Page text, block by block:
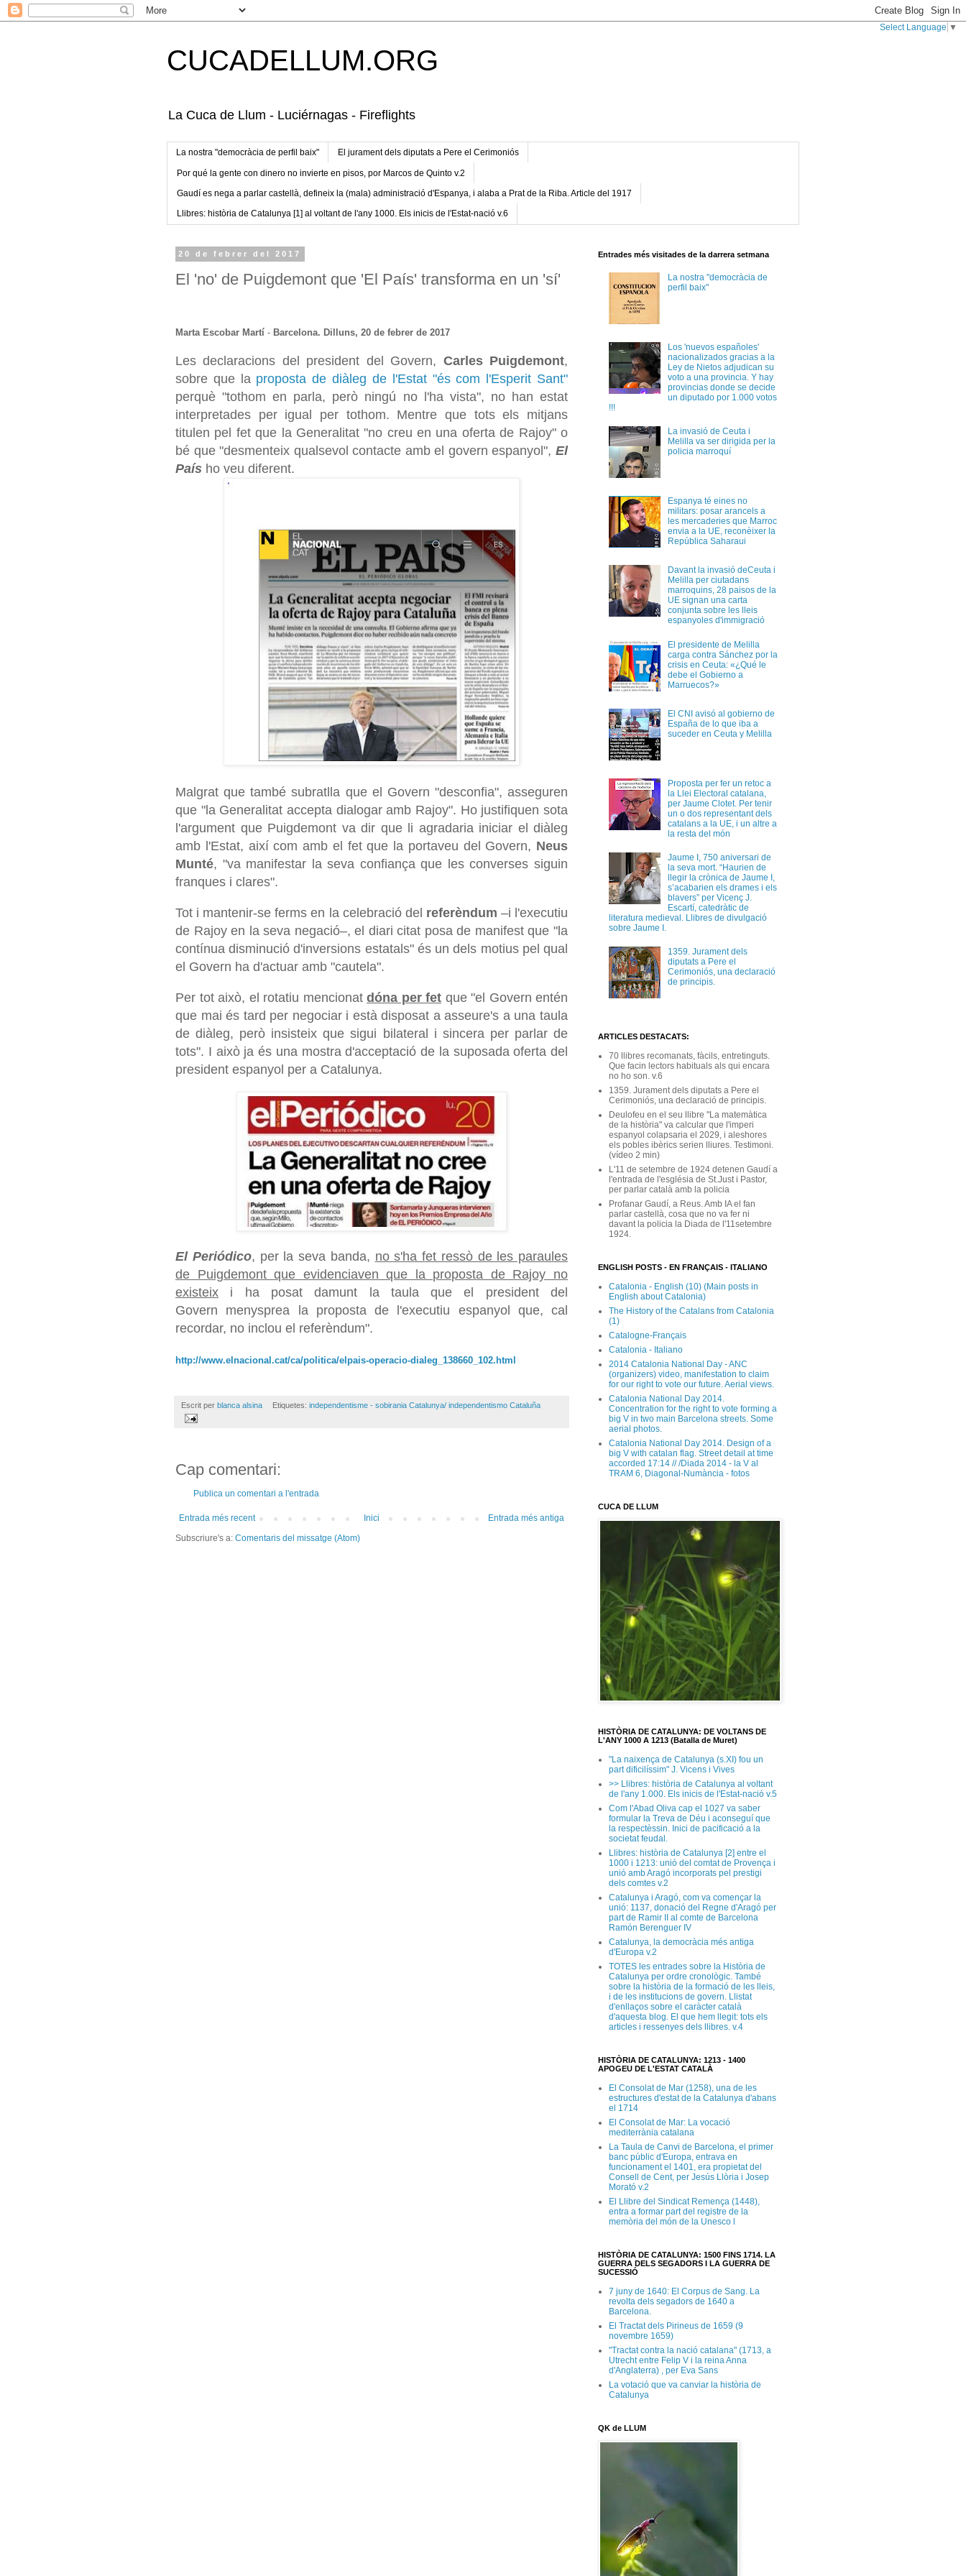
Select Language ▼
CUCADELLUM.ORG
La Cuca de Llum - Luciérnagas - Fireflights
La nostra "democràcia de perfil baix" El jurament dels diputats a Pere el Cerimoniós
Por qué la gente con dinero no invierte en pisos, por Marcos de Quinto v.2
Gaudí es nega a parlar castellà, defineix la (mala) administració d'Espanya, i alaba a Prat de la Riba. Article del 1917
Llibres: història de Catalunya [1] al voltant de l'any 1000. Els inicis de l'Estat-nació v.6
20 de febrer del 2017
El 'no' de Puigdemont que 'El País' transforma en un 'sí'
Marta Escobar Martí - Barcelona. Dilluns, 20 de febrer de 2017
Les declaracions del president del Govern, Carles Puigdemont,
sobre que la proposta de diàleg de l'Estat "és com l'Esperit Sant"
perquè "tothom en parla, però ningú no l'ha vista", no han estat
interpretades per igual per tothom. Mentre que tots els mitjans
titulen pel fet que la Generalitat "no creu en una oferta de Rajoy" o
bé que "desmenteix qualsevol contacte amb el govern espanyol", El
País ho veu diferent.
Malgrat que també subratlla que el Govern "desconfia", asseguren
que "la Generalitat accepta dialogar amb Rajoy". Ho justifiquen sota
l'argument que Puigdemont va dir que li agradaria iniciar el diàleg
amb l'Estat, així com amb el fet que la portaveu del Govern, Neus
Munté, "va manifestar la seva confiança que les converses siguin
franques i clares".
Tot i mantenir-se ferms en la celebració del referèndum –i l'executiu
de Rajoyen la seva negació–, el diari citat posa de manifest que "la
contínua disminució d'inversions estatals" és un dels motius pel qual
el Govern ha d'actuar amb "cautela".
Per tot això, el rotatiu mencionat dóna per fet que "el Govern entén
que mai és tard per negociar i està disposat a asseure's a una taula
de diàleg, però insisteix que sigui bilateral i sincera per parlar de
tots". I això ja és una mostra d'acceptació de la suposada oferta del
president espanyol per a Catalunya.
El Periódico, per la seva banda, no s'ha fet ressò de les paraules
de Puigdemont que evidenciaven que la proposta de Rajoy no
existeix i ha posat damunt la taula que el president del
Govern menysprea la proposta de l'executiu espanyol que, cal
recordar, no inclou el referèndum".
http://www.elnacional.cat/ca/politica/elpais-operacio-dialeg_138660_102.html
Escrit per blanca alsina Etiquetes: independentisme - sobirania Catalunya/ independentismo Cataluña
Cap comentari:
Publica un comentari a l'entrada
Entrada més recent Entrada més antiga
Inici
Subscriure's a: Comentaris del missatge (Atom)
Entrades més visitades de la darrera setmana
La nostra "democràcia de
perfil baix"
Los 'nuevos españoles'
nacionalizados gracias a la
Ley de Nietos adjudican su
voto a una provincia. Y hay
provincias donde se decide
un diputado por 1.000 votos
!!!
La invasió de Ceuta i
Melilla va ser dirigida per la
policia marroquí
Espanya té eines no
militars: posar arancels a
les mercaderies que Marroc
envia a la UE, reconèixer la
República Saharaui
Davant la invasió deCeuta i
Melilla per ciutadans
marroquins, 28 paisos de la
UE signan una carta
conjunta sobre les lleis
espanyoles d'immigració
El presidente de Melilla
carga contra Sánchez por la
crisis en Ceuta: «¿Qué le
debe el Gobierno a
Marruecos?»
El CNI avisó al gobierno de
España de lo que iba a
suceder en Ceuta y Melilla
Proposta per fer un retoc a
la Llei Electoral catalana,
per Jaume Clotet. Per tenir
un o dos representant dels
catalans a la UE, i un altre a
la resta del món
Jaume I, 750 aniversari de
la seva mort. “Haurien de
llegir la crònica de Jaume I,
s’acabarien els drames i els
blavers” per Vicenç J.
Escartí, catedràtic de
literatura medieval. Llibres de divulgació
sobre Jaume I.
1359. Jurament dels
diputats a Pere el
Cerimoniós, una declaració
de principis.
ARTICLES DESTACATS:
70 llibres recomanats, fàcils, entretinguts.
Que facin lectors habituals als qui encara
no ho son. v.6
1359. Jurament dels diputats a Pere el
Cerimoniós, una declaració de principis.
Deulofeu en el seu llibre "La matemàtica
de la història" va calcular que l'imperi
espanyol colapsaria el 2029, i aleshores
els pobles ibèrics serien lliures. Testimoni.
(vídeo 2 min)
L'11 de setembre de 1924 detenen Gaudí a
l'entrada de l'església de St.Just i Pastor,
per parlar català amb la policia
Profanar Gaudí, a Reus. Amb IA el fan
parlar castellà, cosa que no va fer ni
davant la policia la Diada de l'11setembre
1924.
ENGLISH POSTS - EN FRANÇAIS - ITALIANO
Catalonia - English (10) (Main posts in
English about Catalonia)
The History of the Catalans from Catalonia
(1)
Catalogne-Français
Catalonia - Italiano
2014 Catalonia National Day - ANC
(organizers) video, manifestation to claim
for our right to vote our future. Aerial views.
Catalonia National Day 2014.
Concentration for the right to vote forming a
big V in two main Barcelona streets. Some
aerial photos.
Catalonia National Day 2014. Design of a
big V with catalan flag. Street detail at time
accorded 17:14 // /Diada 2014 - la V al
TRAM 6, Diagonal-Numància - fotos
CUCA DE LLUM
HISTÒRIA DE CATALUNYA: DE VOLTANS DE
L'ANY 1000 A 1213 (Batalla de Muret)
"La naixença de Catalunya (s.XI) fou un
part dificilíssim" J. Vicens i Vives
>> Llibres: història de Catalunya al voltant
de l'any 1.000. Els inicis de l'Estat-nació v.5
Com l'Abad Oliva cap el 1027 va saber
formular la Treva de Déu i aconseguí que
la respectèssin. Inici de pacificació a la
societat feudal.
Llibres: història de Catalunya [2] entre el
1000 i 1213: unió del comtat de Provença i
unió amb Aragó incorporats pel prestigi
dels comtes v.2
Catalunya i Aragó, com va començar la
unió: 1137, donació del Regne d'Aragó per
part de Ramir II al comte de Barcelona
Ramón Berenguer IV
Catalunya, la democràcia més antiga
d'Europa v.2
TOTES les entrades sobre la Història de
Catalunya per ordre cronològic. També
sobre la història de la formació de les lleis,
i de les institucions de govern. Llistat
d'enllaços sobre el caràcter català
d'aquesta blog. El que hem llegit: tots els
articles i ressenyes dels llibres. v.4
HISTÒRIA DE CATALUNYA: 1213 - 1400
APOGEU DE L'ESTAT CATALÀ
El Consolat de Mar (1258), una de les
estructures d'estat de la Catalunya d'abans
el 1714
El Consolat de Mar: La vocació
mediterrània catalana
La Taula de Canvi de Barcelona, el primer
banc públic d'Europa, entrava en
funcionament el 1401, era propietat del
Consell de Cent, per Jesús Llòria i Josep
Morató v.2
El Llibre del Sindicat Remença (1448),
entra a formar part del registre de la
memòria del món de la Unesco l
HISTÒRIA DE CATALUNYA: 1500 FINS 1714. LA
GUERRA DELS SEGADORS I LA GUERRA DE
SUCESSIÓ
7 juny de 1640: El Corpus de Sang. La
revolta dels segadors de 1640 a
Barcelona.
El Tractat dels Pirineus de 1659 (9
novembre 1659)
"Tractat contra la nació catalana" (1713, a
Utrecht entre Felip V i la reina Anna
d'Anglaterra) , per Eva Sans
La votació que va canviar la història de
Catalunya
QK de LLUM